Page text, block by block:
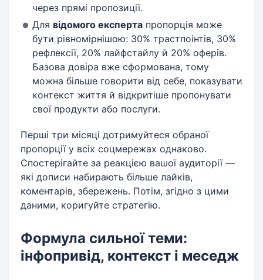
через прямі пропозиції.
Для відомого експерта пропорція може
бути рівномірнішою: 30% трастпоінтів, 30%
рефлексії, 20% лайфстайлу й 20% оферів.
Базова довіра вже сформована, тому
можна більше говорити від себе, показувати
контекст життя й відкритіше пропонувати
свої продукти або послуги.
Перші три місяці дотримуйтеся обраної
пропорції у всіх соцмережах однаково.
Спостерігайте за реакцією вашої аудиторії —
які дописи набирають більше лайків,
коментарів, збережень. Потім, згідно з цими
даними, коригуйте стратегію.
Формула сильної теми:
інфопривід, контекст і меседж